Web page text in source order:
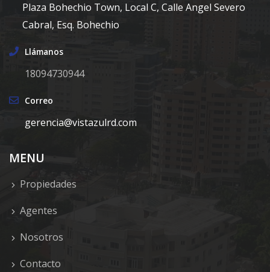
Plaza Bohechio Town, Local C, Calle Angel Severo
Cabral, Esq. Bohechio
Llámanos
18094730944
Correo
gerencia@vistazulrd.com
MENU
Propiedades
Agentes
Nosotros
Contacto